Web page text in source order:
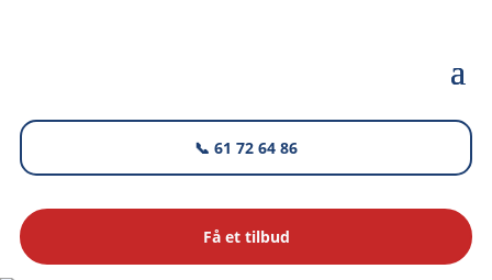
📞 61 72 64 86
Få et tilbud